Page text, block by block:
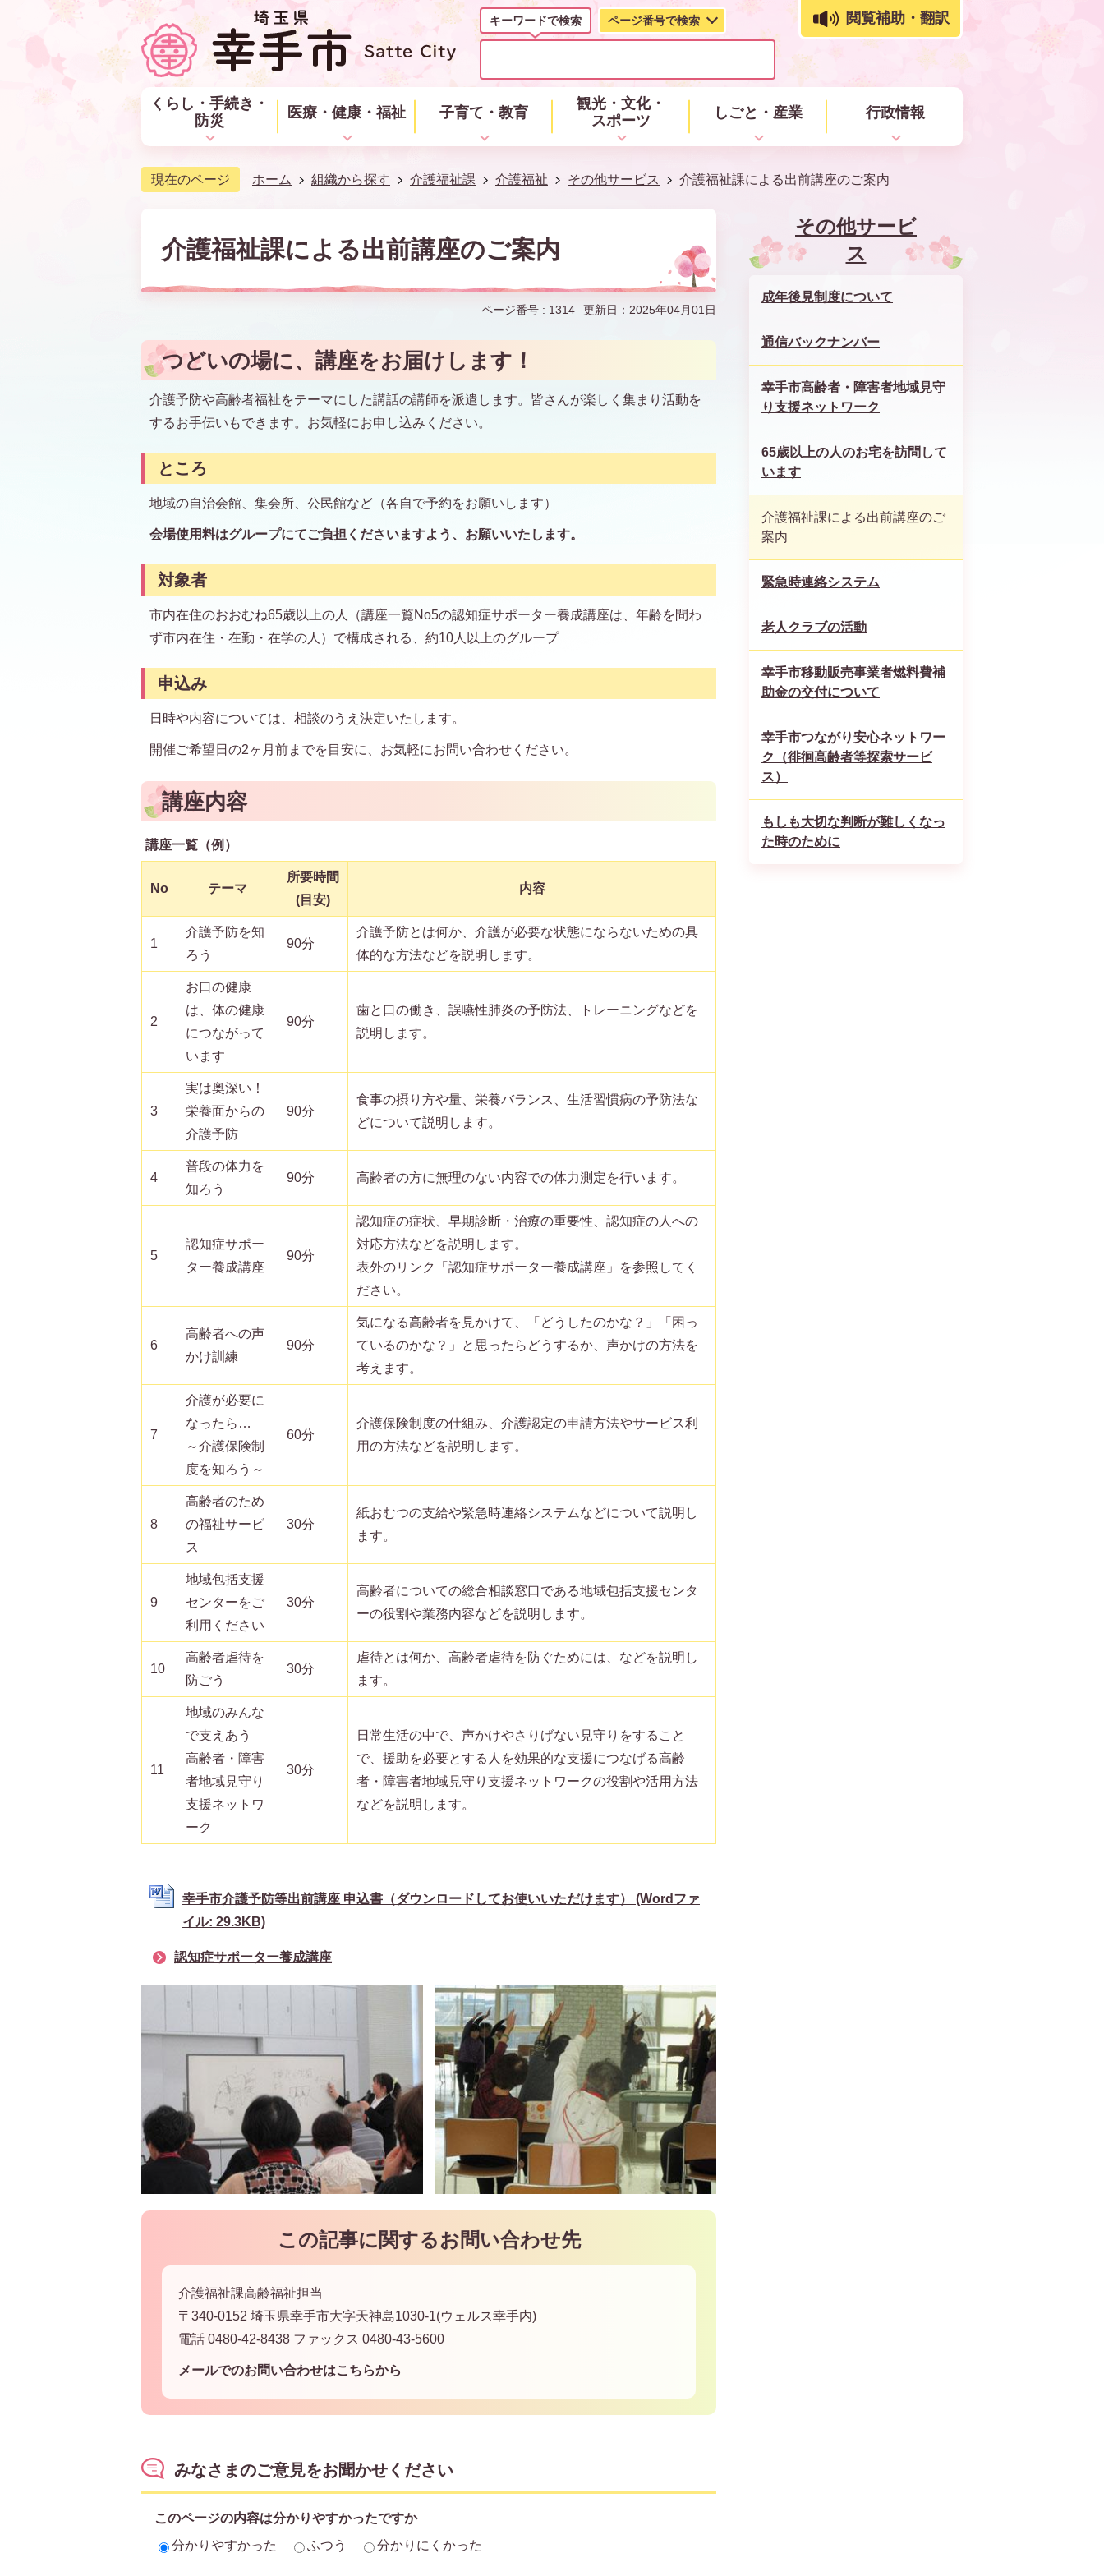
キーワードで検索 ページ番号で検索
キ
ワ
ド
で
検
閲覧補助・翻訳
くらし・手続き・
防災
医療・健康・福祉 子育て・教育
観光・文化・
スポーツ
しごと・産業 行政情報
現在のページ ホーム 組織から探す 介護福祉課 介護福祉 その他サービス 介護福祉課による出前講座のご案内
介護福祉課による出前講座のご案内
ページ番号 : 1314 更新日：2025年04月01日
つどいの場に、講座をお届けします！
介護予防や高齢者福祉をテーマにした講話の講師を派遣します。皆さんが楽しく集まり活動を
するお手伝いもできます。お気軽にお申し込みください。
ところ
地域の自治会館、集会所、公民館など（各自で予約をお願いします）
会場使用料はグループにてご負担くださいますよう、お願いいたします。
対象者
市内在住のおおむね65歳以上の人（講座一覧No5の認知症サポーター養成講座は、年齢を問わ
ず市内在住・在勤・在学の人）で構成される、約10人以上のグループ
申込み
日時や内容については、相談のうえ決定いたします。
開催ご希望日の2ヶ月前までを目安に、お気軽にお問い合わせください。
講座内容
講座一覧（例）
No テーマ
所要時間
(目安)
内容
1
介護予防を知
ろう
90分
介護予防とは何か、介護が必要な状態にならないための具
体的な方法などを説明します。
2
お口の健康
は、体の健康
につながって
います
90分
歯と口の働き、誤嚥性肺炎の予防法、トレーニングなどを
説明します。
3
実は奥深い！
栄養面からの
介護予防
90分
食事の摂り方や量、栄養バランス、生活習慣病の予防法な
どについて説明します。
4
普段の体力を
知ろう
90分 高齢者の方に無理のない内容での体力測定を行います。
5
認知症サポー
ター養成講座
90分
認知症の症状、早期診断・治療の重要性、認知症の人への
対応方法などを説明します。
表外のリンク「認知症サポーター養成講座」を参照してく
ださい。
6
高齢者への声
かけ訓練
90分
気になる高齢者を見かけて、「どうしたのかな？」「困っ
ているのかな？」と思ったらどうするか、声かけの方法を
考えます。
7
介護が必要に
なったら…
～介護保険制
度を知ろう～
60分
介護保険制度の仕組み、介護認定の申請方法やサービス利
用の方法などを説明します。
8
高齢者のため
の福祉サービ
ス
30分
紙おむつの支給や緊急時連絡システムなどについて説明し
ます。
9
地域包括支援
センターをご
利用ください
30分
高齢者についての総合相談窓口である地域包括支援センタ
ーの役割や業務内容などを説明します。
10
高齢者虐待を
防ごう
30分
虐待とは何か、高齢者虐待を防ぐためには、などを説明し
ます。
11
地域のみんな
で支えあう
高齢者・障害
者地域見守り
支援ネットワ
ーク
30分
日常生活の中で、声かけやさりげない見守りをすること
で、援助を必要とする人を効果的な支援につなげる高齢
者・障害者地域見守り支援ネットワークの役割や活用方法
などを説明します。
幸手市介護予防等出前講座 申込書（ダウンロードしてお使いいただけます） (Wordファ
イル: 29.3KB)
認知症サポーター養成講座
この記事に関するお問い合わせ先
介護福祉課高齢福祉担当
〒340-0152 埼玉県幸手市大字天神島1030-1(ウェルス幸手内)
電話 0480-42-8438 ファックス 0480-43-5600
メールでのお問い合わせはこちらから
みなさまのご意見をお聞かせください
このページの内容は分かりやすかったですか
分かりやすかった
ふつう 分かりにくかった
その他サービ
ス
成年後見制度について
通信バックナンバー
幸手市高齢者・障害者地域見守
り支援ネットワーク
65歳以上の人のお宅を訪問して
います
介護福祉課による出前講座のご
案内
緊急時連絡システム
老人クラブの活動
幸手市移動販売事業者燃料費補
助金の交付について
幸手市つながり安心ネットワー
ク（徘徊高齢者等探索サービ
ス）
もしも大切な判断が難しくなっ
た時のために